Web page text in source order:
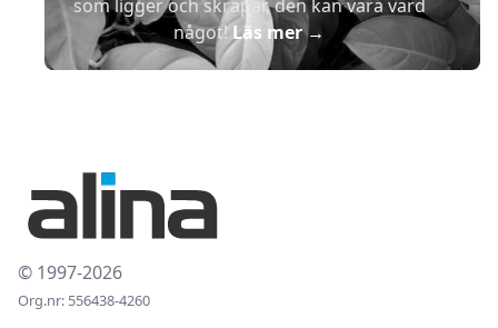
som ligger och skräpar, den kan vara värd
något!Läs mer→
© 1997-2026
Org.nr: 556438-4260